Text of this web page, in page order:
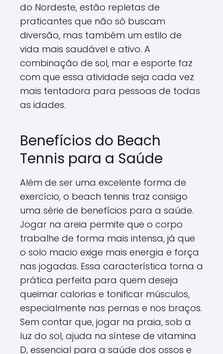
do Nordeste, estão repletas de
praticantes que não só buscam
diversão, mas também um estilo de
vida mais saudável e ativo. A
combinação de sol, mar e esporte faz
com que essa atividade seja cada vez
mais tentadora para pessoas de todas
as idades.
Benefícios do Beach
Tennis para a Saúde
Além de ser uma excelente forma de
exercício, o beach tennis traz consigo
uma série de benefícios para a saúde.
Jogar na areia permite que o corpo
trabalhe de forma mais intensa, já que
o solo macio exige mais energia e força
nas jogadas. Essa característica torna a
prática perfeita para quem deseja
queimar calorias e tonificar músculos,
especialmente nas pernas e nos braços.
Sem contar que, jogar na praia, sob a
luz do sol, ajuda na síntese de vitamina
D, essencial para a saúde dos ossos e